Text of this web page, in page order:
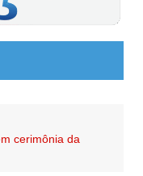
cerimônia da